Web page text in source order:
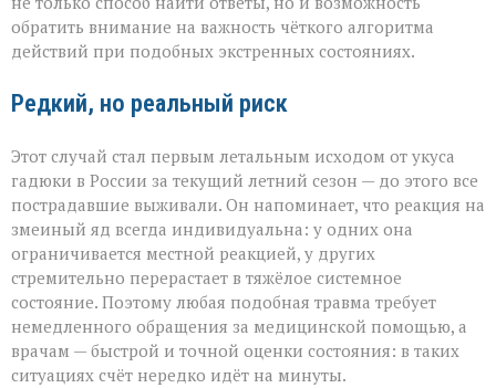
обратить внимание на важность чёткого алгоритма
действий при подобных экстренных состояниях.
Редкий, но реальный риск
Этот случай стал первым летальным исходом от укуса
гадюки в России за текущий летний сезон — до этого все
пострадавшие выживали. Он напоминает, что реакция на
змеиный яд всегда индивидуальна: у одних она
ограничивается местной реакцией, у других
стремительно перерастает в тяжёлое системное
состояние. Поэтому любая подобная травма требует
немедленного обращения за медицинской помощью, а
врачам — быстрой и точной оценки состояния: в таких
ситуациях счёт нередко идёт на минуты.